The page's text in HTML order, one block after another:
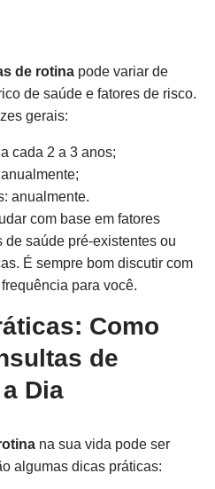
de rotina pode variar de
de saúde e fatores de risco.
gerais:
cada 2 a 3 anos;
anualmente.
com base em fatores
saúde pré-existentes ou
É sempre bom discutir com
para você.
Como
de
Dia
na sua vida pode ser
algumas dicas práticas: